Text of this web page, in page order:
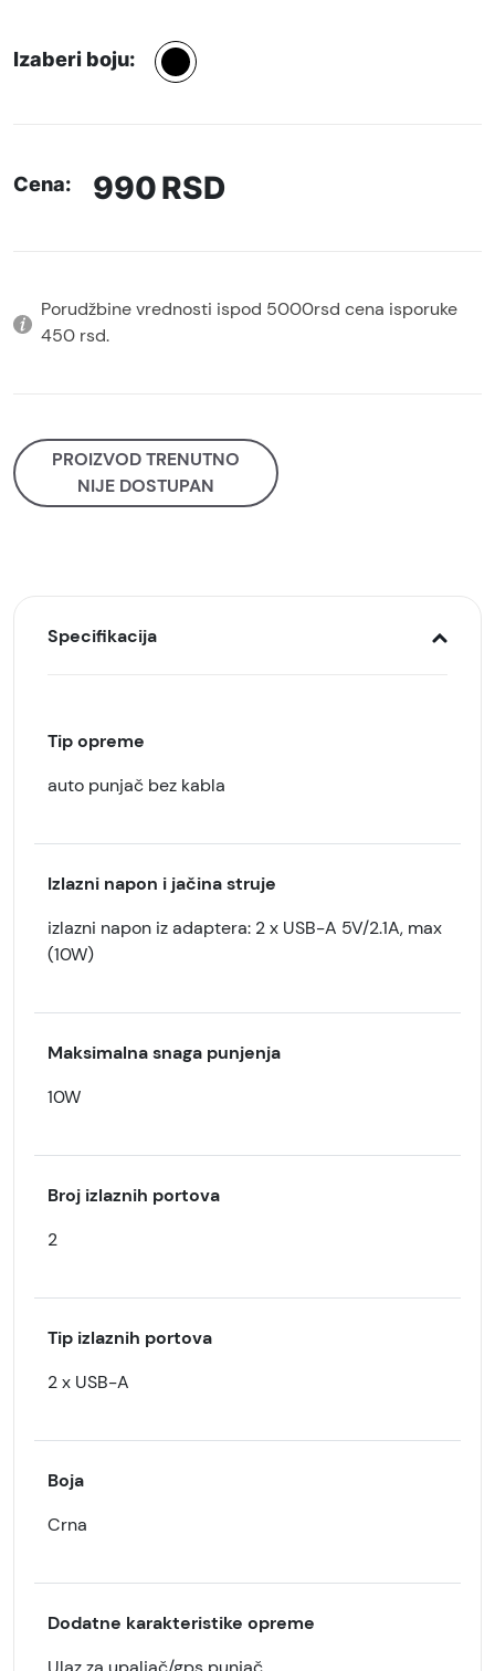
Izaberi boju:
Cena: 990RSD
Porudžbine vrednosti ispod 5000rsd cena isporuke
450 rsd.
PROIZVOD TRENUTNO
NIJE DOSTUPAN
Specifikacija
Tip opreme
auto punjač bez kabla
Izlazni napon i jačina struje
izlazni napon iz adaptera: 2 x USB-A 5V/2.1A, max
(10W)
Maksimalna snaga punjenja
10W
Broj izlaznih portova
2
Tip izlaznih portova
2 x USB-A
Boja
Crna
Dodatne karakteristike opreme